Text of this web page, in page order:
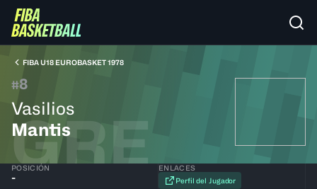
FIBA U18 EUROBASKET 1978
#8
Vasilios
Mantis
GRE
POSICIÓN
-
ENLACES
Perfil del Jugador